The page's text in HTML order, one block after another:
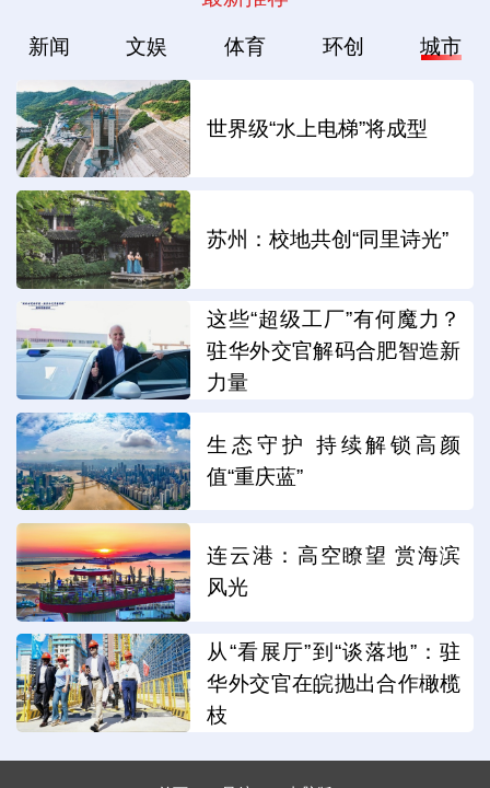
新闻 文娱 体育 环创 城市
世界级“水上电梯”将成型
苏州：校地共创“同里诗光”
这些“超级工厂”有何魔力？
驻华外交官解码合肥智造新
力量
生态守护 持续解锁高颜
值“重庆蓝”
连云港：高空瞭望 赏海滨
风光
从“看展厅”到“谈落地”：驻
华外交官在皖抛出合作橄榄
枝